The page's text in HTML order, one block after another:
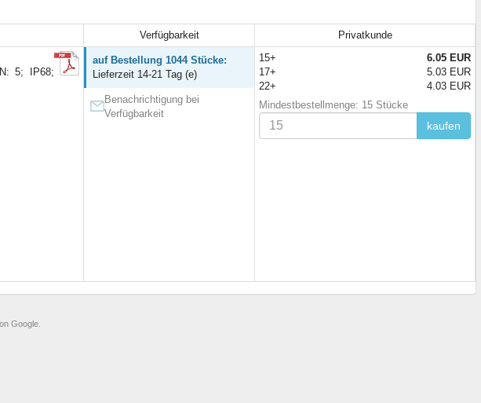
Verfügbarkeit
Privatkunde
5; IP68;
auf Bestellung 1044 Stücke:
Lieferzeit 14-21 Tag (e)
Benachrichtigung bei
Verfügbarkeit
15+
6.05 EUR
17+
5.03 EUR
22+
4.03 EUR
Mindestbestellmenge: 15 Stücke
kaufen
Google.